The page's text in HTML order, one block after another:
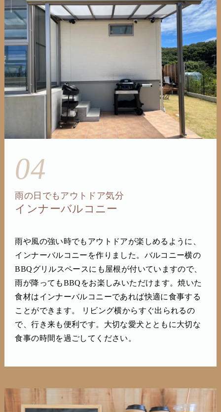
04
雨の日でもアウトドア気分
インナーバルコニー
雨や風の強い時でもアウトドアが楽しめるように、
インナーバルコニーを作りました。バルコニー横の
BBQグリルスペースにも屋根が付いていますので、
雨が降ってもBBQをお楽しみいただけます。焼いた
食材はインナーバルコニーであれば快適に食事する
ことができます。 リビング横からすぐ出られるの
で、行き来も便利です。大切な愛犬とともに大切な
食事の時間を過ごしてください。